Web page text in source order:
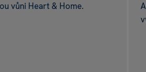
vůni Heart & Home.